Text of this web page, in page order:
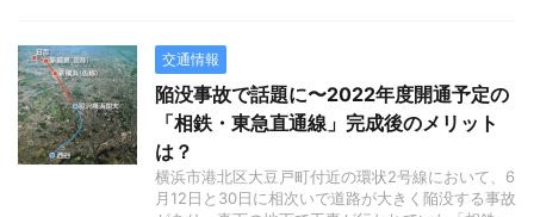
交通情報
陥没事故で話題に〜2022年度開通予定の
「相鉄・東急直通線」完成後のメリット
は？
横浜市港北区大豆戸町付近の環状2号線において、6
月12日と30日に相次いで道路が大きく陥没する事故